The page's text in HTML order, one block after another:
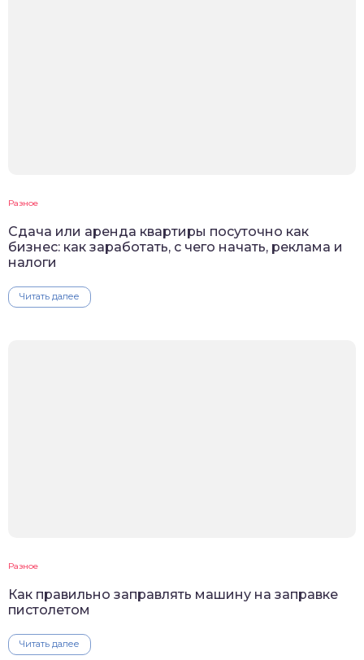
Разное
Сдача или аренда квартиры посуточно как
бизнес: как заработать, с чего начать, реклама и
налоги
Читать далее
Разное
Как правильно заправлять машину на заправке
пистолетом
Читать далее